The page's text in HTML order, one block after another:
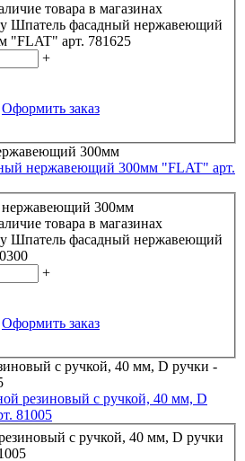
товара в магазинах
Шпатель фасадный нержавеющий
250мм зубчатый 6*6мм "FLAT" арт. 781625
+
Оформить заказ
нержавеющий 300мм "FLAT" арт.
товара в магазинах
Шпатель фасадный нержавеющий
780300
+
Оформить заказ
резиновый с ручкой, 40 мм, D
81005